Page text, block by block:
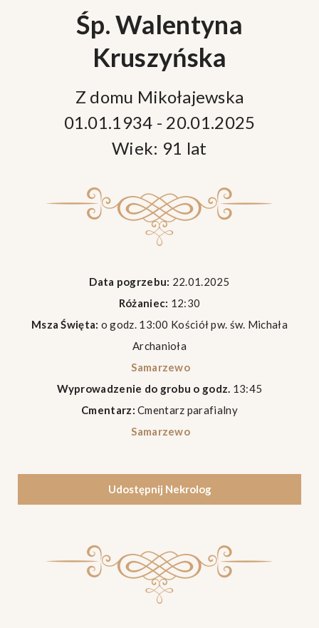
Śp. Walentyna
Kruszyńska
Z domu Mikołajewska
01.01.1934 - 20.01.2025
Wiek: 91 lat
Data pogrzebu: 22.01.2025
Różaniec: 12:30
Msza Święta: o godz. 13:00 Kościół pw. św. Michała
Archanioła
Samarzewo
Wyprowadzenie do grobu o godz. 13:45
Cmentarz: Cmentarz parafialny
Samarzewo
Udostępnij Nekrolog